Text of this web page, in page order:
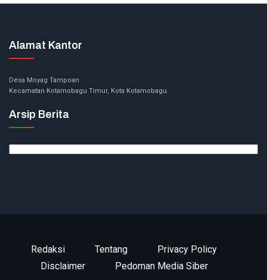
Alamat Kantor
Desa Moyag Tampoan
Kecamatan Kotamobagu Timur, Kota Kotamobagu.
Arsip Berita
Redaksi Tentang
Privacy Policy
Disclaimer
Pedoman Media Siber